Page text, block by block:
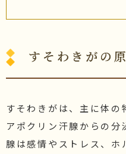
すそわきがの
すそわきがは、主に体の
アポクリン汗腺からの
腺は感情やストレス、ホ